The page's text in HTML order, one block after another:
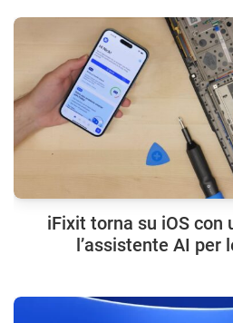
iFixit torna su iOS con
l’assistente AI per